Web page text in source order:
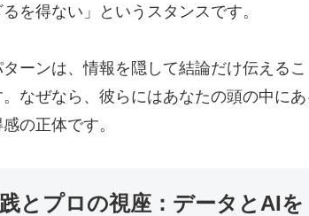
を得ない」というスタンスです。
ーンは、情報を隠して結論だけ伝える
なぜなら、彼らにはあなたの頭の中に
の正体です。
とプロの視座：データとAI